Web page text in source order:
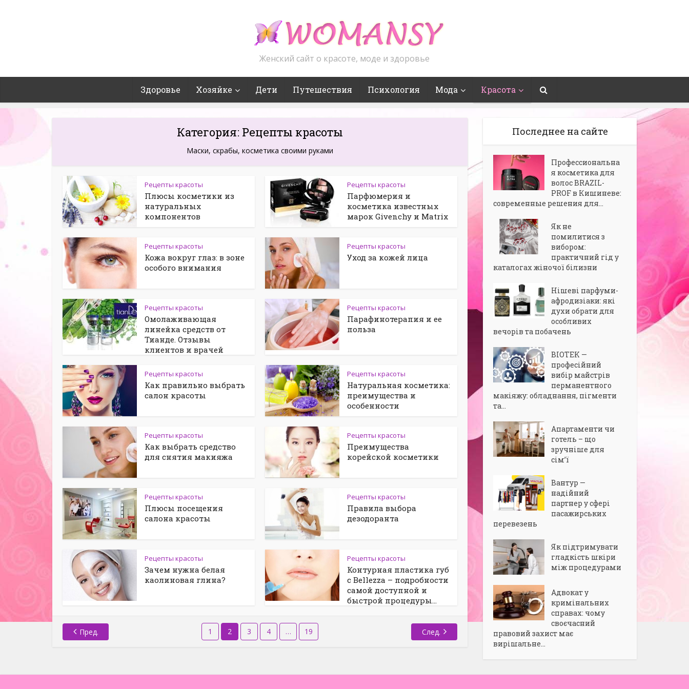
Женский сайт о красоте, моде и здоровье
Здоровье Хозяйке Дети Путешествия Психология Мода Красота
Категория: Рецепты красоты
Маски, скрабы, косметика своими руками
Рецепты красоты
Плюсы косметики из
натуральных
компонентов
Рецепты красоты
Парфюмерия и
косметика известных
марок Givenchy и Matrix
Рецепты красоты
Кожа вокруг глаз: в зоне
особого внимания
Рецепты красоты
Уход за кожей лица
Рецепты красоты
Омолаживающая
линейка средств от
Тианде. Отзывы
клиентов и врачей
Рецепты красоты
Парафинотерапия и ее
польза
Рецепты красоты
Как правильно выбрать
салон красоты
Рецепты красоты
Натуральная косметика:
преимущества и
особенности
Рецепты красоты
Как выбрать средство
для снятия макияжа
Рецепты красоты
Преимущества
корейской косметики
Рецепты красоты
Плюсы посещения
салона красоты
Рецепты красоты
Правила выбора
дезодоранта
Рецепты красоты
Зачем нужна белая
каолиновая глина?
Рецепты красоты
Контурная пластика губ
c Bellezza – подробности
самой доступной и
быстрой процедуры...
Пред. 1 2 3 4 … 19 След.
Последнее на сайте
Профессиональна
я косметика для
волос BRAZIL-
PROF в Кишиневе:
современные решения для...
Як не
помилитися з
вибором:
практичний гід у
каталогах жіночої білизни
Нішеві парфуми-
афродизіаки: які
духи обрати для
особливих
вечорів та побачень
BIOTEK —
професійний
вибір майстрів
перманентного
макіяжу: обладнання, пігменти
та...
Апартаменти чи
готель – що
зручніше для
сім’ї
Вантур —
надійний
партнер у сфері
пасажирських
перевезень
Як підтримувати
гладкість шкіри
між процедурами
Адвокат у
кримінальних
справах: чому
своєчасний
правовий захист має
вирішальне...